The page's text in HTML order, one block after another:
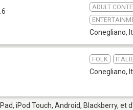
ADULT
Conegliano,
FOLK
Conegliano,
iPod Touch, Android, Blackberry,